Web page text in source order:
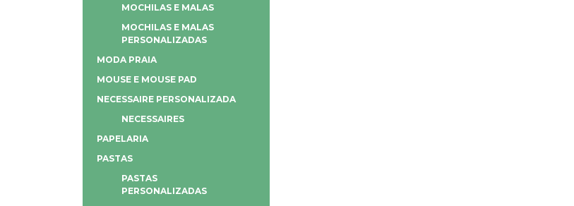
MOCHILAS E MALAS
MOCHILAS E MALAS
PERSONALIZADAS
MODA PRAIA
MOUSE E MOUSE PAD
NECESSAIRE PERSONALIZADA
NECESSAIRES
PAPELARIA
PASTAS
PASTAS
PERSONALIZADAS